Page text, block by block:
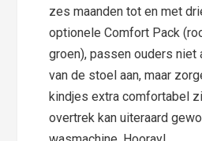
zes maanden tot en met
optionele Comfort Pack
groen), passen ouders niet
van de stoel aan, maar
kindjes extra comfortabel
overtrek kan uiteraard